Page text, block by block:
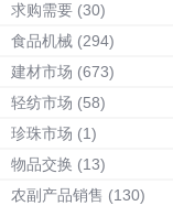
求购需要 (30)
食品机械 (294)
建材市场 (673)
轻纺市场 (58)
珍珠市场 (1)
物品交换 (13)
农副产品销售 (130)